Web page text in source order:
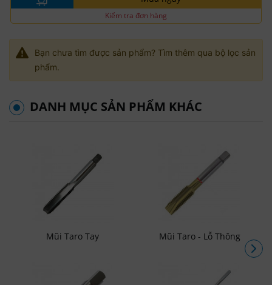
Kiểm tra đơn hàng
Bạn chưa tìm được sản phẩm? Tìm thêm qua bộ lọc sản
phẩm.
DANH MỤC SẢN PHẨM KHÁC
Mũi Taro Tay Mũi Taro - Lỗ Thông